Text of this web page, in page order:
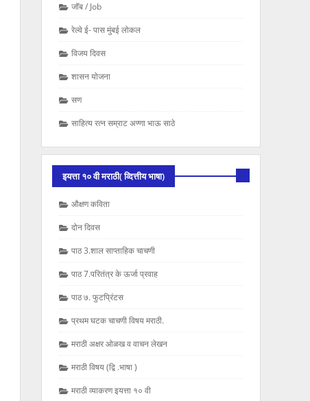
जॉब / Job
रेल्वे ई- पास मुंबई लोकल
विजय दिवस
शासन योजना
सण
साहित्य रत्न सम्राट अण्णा भाऊ साठे
इयत्ता १० वी मराठी( व्दित्तीय भाषा)
औक्षण कविता
दोन दिवस
पाठ 3.शाल साप्ताहिक चाचणी
पाठ 7.परितंत्र के ऊर्जा प्रवाह
पाठ ७. फुटप्रिंटस
प्रथम घटक चाचणी विषय मराठी.
मराठी अक्षर ओळख व वाचन लेखन
मराठी विषय (द्वि .भाषा )
मराठी व्याकरण इयत्ता १० वी